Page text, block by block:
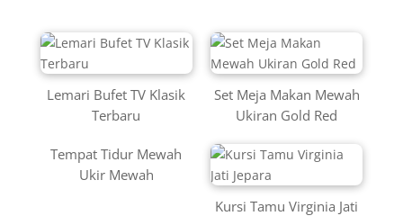
Lemari Bufet TV Klasik
Terbaru
Set Meja Makan Mewah
Ukiran Gold Red
Tempat Tidur Mewah
Ukir Mewah
Kursi Tamu Virginia Jati